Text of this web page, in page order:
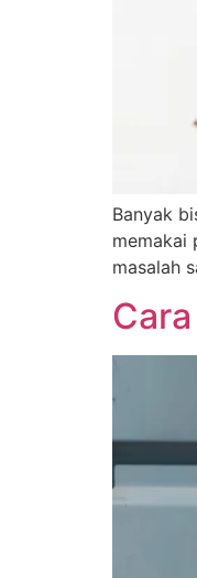
Banyak
memakai
masalah